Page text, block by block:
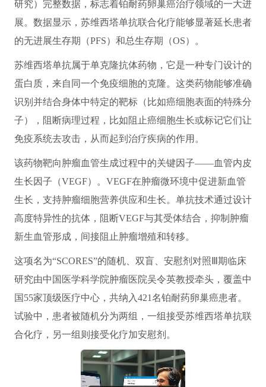
研究）完整数据，标志着铂耐药卵巢癌治疗领域的一大进
展。数据显示，苏维西塔单抗联合化疗能够显著延长患者
的无进展生存期（PFS）和总生存期（OS）。
苏维西塔单抗属于单克隆抗体药物，它是一种专门设计的
蛋白质，来自同一个免疫细胞的克隆。这类药物能够准确
识别并结合身体中特定的靶标（比如癌细胞表面的特殊分
子），阻断病理过程，比如阻止癌细胞生长或标记它们让
免疫系统去攻击，从而起到治疗疾病的作用。
该药物靶向肿瘤血管生成过程中的关键因子——血管内皮
生长因子（VEGF）。VEGF在肿瘤微环境中促进新血管
生长，支持肿瘤细胞营养供应和生长。单抗技术通过设计
高度特异性的抗体，阻断VEGF与其受体结合，抑制肿瘤
新生血管形成，间接阻止肿瘤增殖和转移。
这项名为“SCORES”的随机、双盲、安慰剂对照Ⅲ期临床
研究由中国医学科学院肿瘤医院吴令英教授牵头，覆盖中
国55家顶级医疗中心，共纳入421名铂耐药卵巢癌患者。
试验中，患者被随机分为两组，一组接受苏维西塔单抗联
合化疗，另一组则接受化疗加安慰剂。